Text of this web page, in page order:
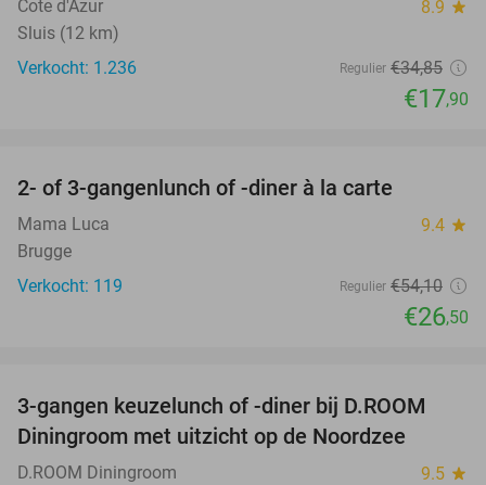
Cote d'Azur 8.9 star
Sluis (12 km)
Verkocht: 1.236
Regulier €34,85
€17,90
2- of 3-gangenlunch of -diner à la carte
Mama Luca 9.4 star
Brugge
Verkocht: 119
Regulier €54,10
€26,50
29%
3-gangen keuzelunch of -diner bij D.ROOM
Diningroom met uitzicht op de Noordzee
D.ROOM Diningroom 9.5 star